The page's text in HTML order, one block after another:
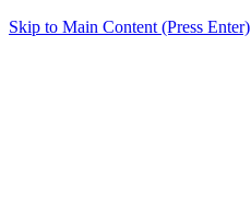
Skip to Main Content (Press Enter)